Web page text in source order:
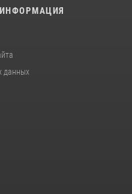
данных